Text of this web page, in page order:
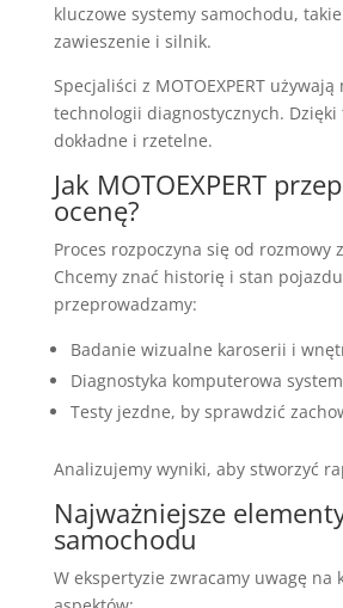
kluczowe systemy samochodu,
zawieszenie i silnik.
Specjaliści z MOTOEXPERT
technologii diagnostycznych.
dokładne i rzetelne.
Jak MOTOEXPERT
ocenę?
Proces rozpoczyna się od rozmowy
Chcemy znać historię i stan
przeprowadzamy:
Badanie wizualne karoserii i
Diagnostyka komputerowa
Testy jezdne, by sprawdzić
Analizujemy wyniki, aby stworzyć
Najważniejsze
samochodu
W ekspertyzie zwracamy uwagę na